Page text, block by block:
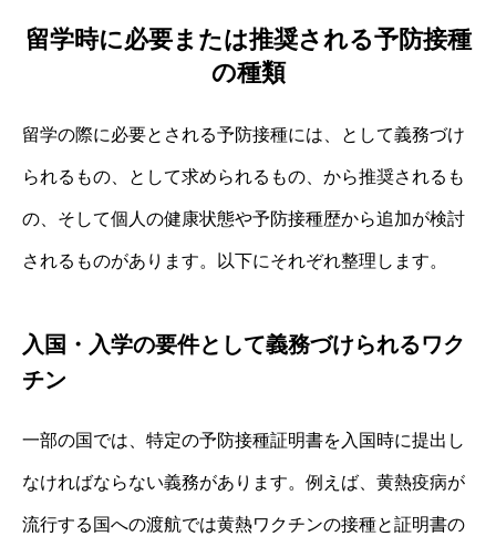
留学時に必要または推奨される予防接種
の種類
留学の際に必要とされる予防接種には、として義務づけ
られるもの、として求められるもの、から推奨されるも
の、そして個人の健康状態や予防接種歴から追加が検討
されるものがあります。以下にそれぞれ整理します。
入国・入学の要件として義務づけられるワク
チン
一部の国では、特定の予防接種証明書を入国時に提出し
なければならない義務があります。例えば、黄熱疫病が
流行する国への渡航では黄熱ワクチンの接種と証明書の